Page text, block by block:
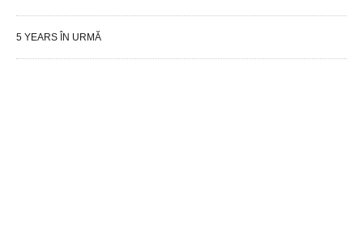
5 YEARS ÎN URMĂ